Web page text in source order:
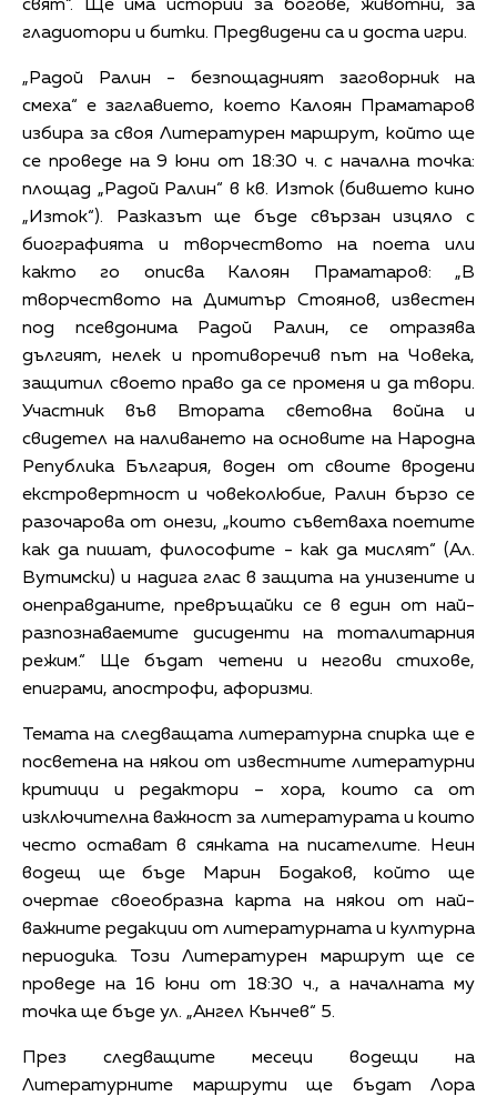
свят“. Ще има истории за богове, животни, за
гладиотори и битки. Предвидени са и доста игри.
„Радой Ралин - безпощадният заговорник на
смеха“ е заглавието, което Калоян Праматаров
избира за своя Литературен маршрут, който ще
се проведе на 9 юни от 18:30 ч. с начална точка:
площад „Радой Ралин“ в кв. Изток (бившето кино
„Изток“). Разказът ще бъде свързан изцяло с
биографията и творчеството на поета или
както го описва Калоян Праматаров: „В
творчеството на Димитър Стоянов, известен
под псевдонима Радой Ралин, се отразява
дългият, нелек и противоречив път на Човека,
защитил своето право да се променя и да твори.
Участник във Втората световна война и
свидетел на наливането на основите на Народна
Република България, воден от своите вродени
екстровертност и човеколюбие, Ралин бързо се
разочарова от онези, „които съветваха поетите
как да пишат, философите - как да мислят“ (Ал.
Вутимски) и надига глас в защита на унизените и
онеправданите, превръщайки се в един от най-
разпознаваемите дисиденти на тоталитарния
режим.“ Ще бъдат четени и негови стихове,
епиграми, апострофи, афоризми.
Темата на следващата литературна спирка ще е
посветена на някои от известните литературни
критици и редактори – хора, които са от
изключителна важност за литературата и които
често остават в сянката на писателите. Неин
водещ ще бъде Марин Бодаков, който ще
очертае своеобразна карта на някои от най-
важните редакции от литературната и културна
периодика. Този Литературен маршрут ще се
проведе на 16 юни от 18:30 ч., а началната му
точка ще бъде ул. „Ангел Кънчев“ 5.
През следващите месеци водещи на
Литературните маршрути ще бъдат Лора